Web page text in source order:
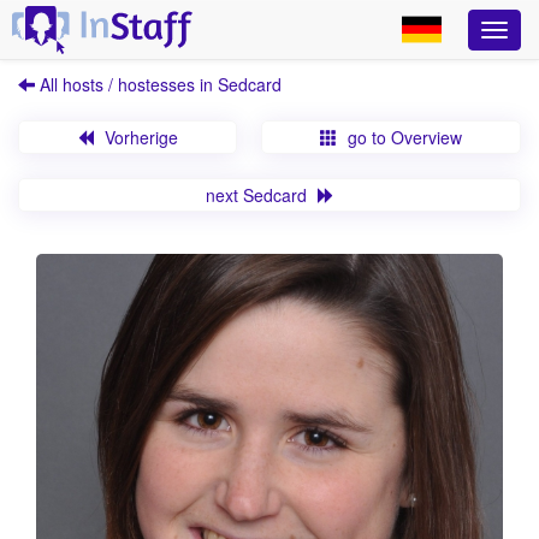
All hosts / hostesses in Sedcard
Vorherige go to Overview
next Sedcard